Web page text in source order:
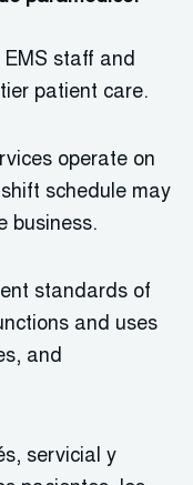
staff and
patient care.
operate on
schedule may
business.
standards of
and uses
and
servicial y